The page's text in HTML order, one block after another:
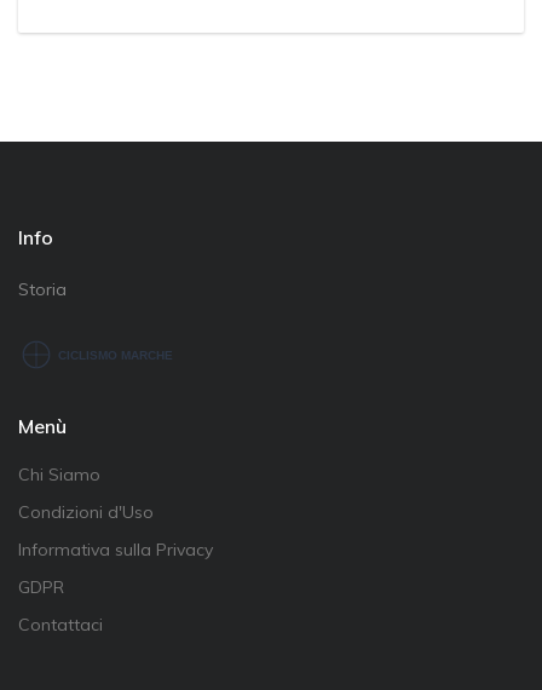
Info
Storia
Menù
Chi Siamo
Condizioni d'Uso
Informativa sulla Privacy
GDPR
Contattaci